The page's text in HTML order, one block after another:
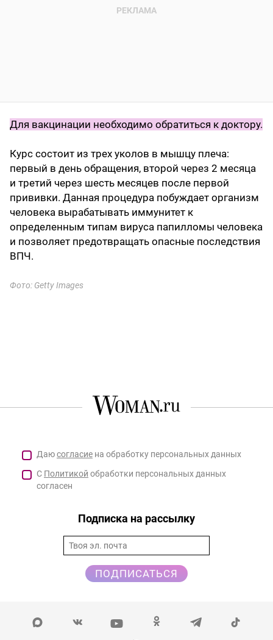
Для вакцинации необходимо обратиться к доктору.
Курс состоит из трех уколов в мышцу плеча:
первый в день обращения, второй через 2 месяца
и третий через шесть месяцев после первой
прививки. Данная процедура побуждает организм
человека вырабатывать иммунитет к
определенным типам вируса папилломы человека
и позволяет предотвращать опасные последствия
ВПЧ.
Фото: Getty Images
Даюсогласие на обработку персональных данных
С Политикой обработки персональных данных
согласен
Подписка на рассылку
ПОДПИСАТЬСЯ